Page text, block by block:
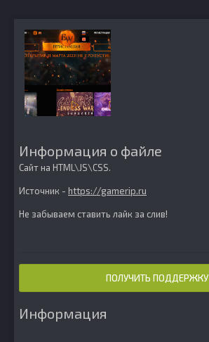
Информация о файле
Сайт на HTML\JS\CSS.
Источник - https://gamerip.ru
Не забываем ставить лайк за слив!
ПОЛУЧИТЬ ПОДДЕРЖКУ
Информация